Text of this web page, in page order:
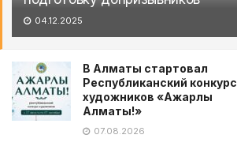
04.12.2025
В Алматы стартовал
Республиканский конкурс
художников «Ажарлы
Алматы!»
07.08.2026